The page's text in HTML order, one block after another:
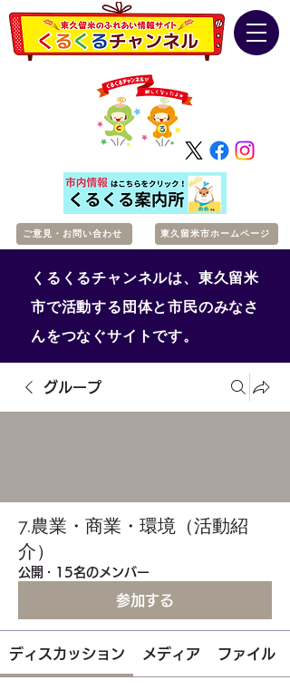
ご意見・お問い合わせ 東久留米市ホームページ
くるくるチャンネルは、東久留米
市で活動する団体と市民のみなさ
んをつなぐサイトです。
グループ
7.農業・商業・環境（活動紹
介）
公開 · 15名のメンバー
参加する
ディスカッション メディア ファイル